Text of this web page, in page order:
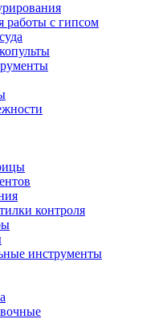
работы с гипсом
контроля
инструменты